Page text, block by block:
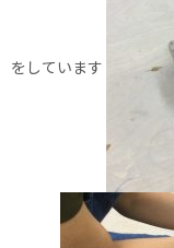
をしています